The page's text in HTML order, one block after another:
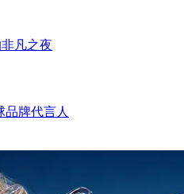
凡之夜
牌代言人